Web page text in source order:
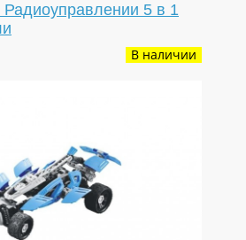
Радиоуправлении 5 в 1
В наличии